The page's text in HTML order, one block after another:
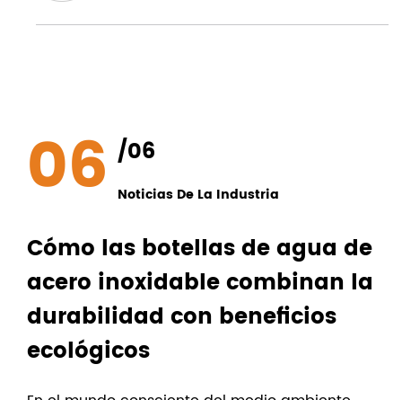
06 /06
Noticias De La Industria
Cómo las botellas de agua de
acero inoxidable combinan la
durabilidad con beneficios
ecológicos